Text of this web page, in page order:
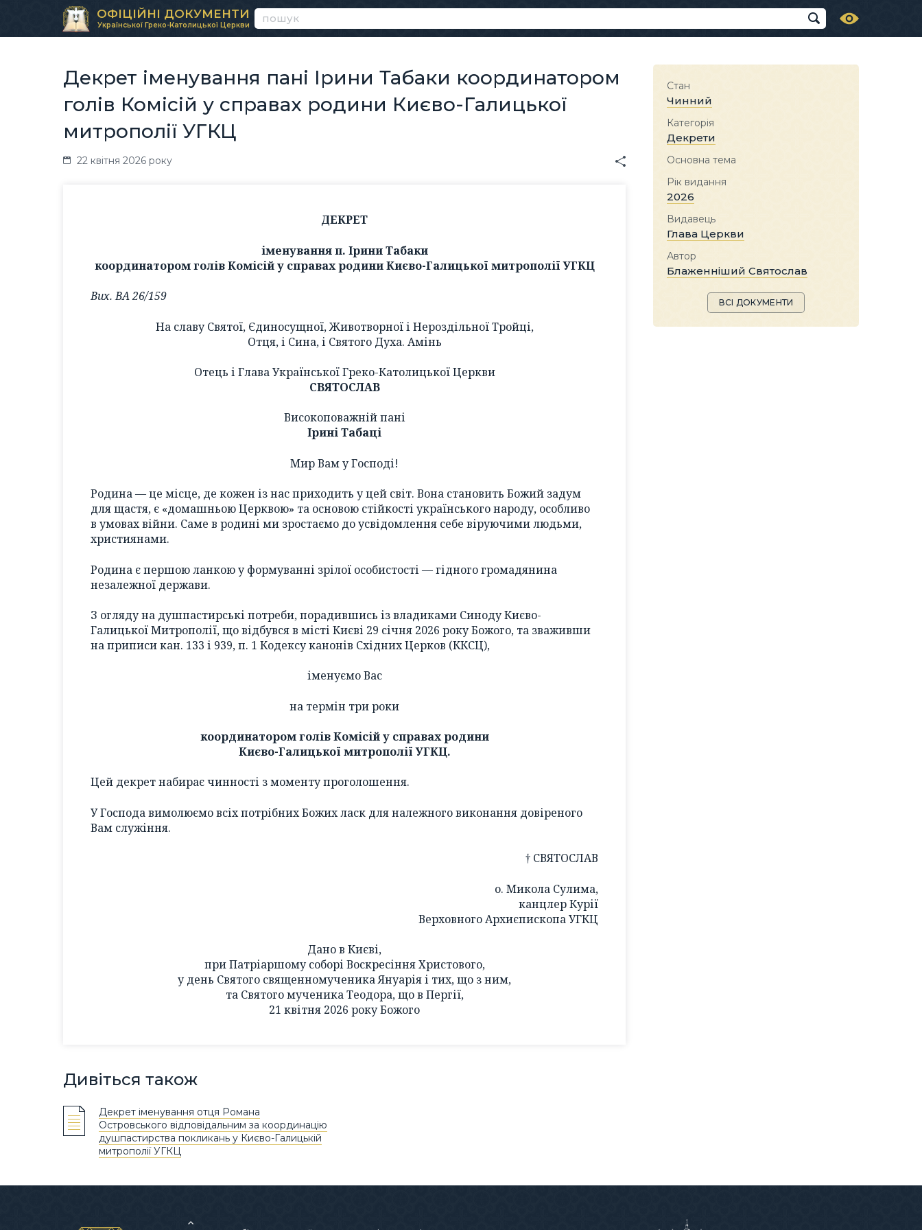
ОФІЦІЙНІ ДОКУМЕНТИ
Української Греко-Католицької Церкви
Декрет іменування пані Ірини Табаки координатором
голів Комісій у справах родини Києво-Галицької
митрополії УГКЦ
22 квітня 2026 року
ДЕКРЕТ
іменування п. Ірини Табаки
координатором голів Комісій у справах родини Києво-Галицької митрополії УГКЦ
Вих. ВА 26/159
На славу Святої, Єдиносущної, Животворної і Нероздільної Тройці,
Отця, і Сина, і Святого Духа. Амінь
Отець і Глава Української Греко-Католицької Церкви
СВЯТОСЛАВ
Високоповажній пані
Ірині Табаці
Мир Вам у Господі!
Родина — це місце, де кожен із нас приходить у цей світ. Вона становить Божий задум
для щастя, є «домашньою Церквою» та основою стійкості українського народу, особливо
в умовах війни. Саме в родині ми зростаємо до усвідомлення себе віруючими людьми,
християнами.
Родина є першою ланкою у формуванні зрілої особистості — гідного громадянина
незалежної держави.
З огляду на душпастирські потреби, порадившись із владиками Синоду Києво-
Галицької Митрополії, що відбувся в місті Києві 29 січня 2026 року Божого, та зваживши
на приписи кан. 133 і 939, п. 1 Кодексу канонів Східних Церков (ККСЦ),
іменуємо Вас
на термін три роки
координатором голів Комісій у справах родини
Києво-Галицької митрополії УГКЦ.
Цей декрет набирає чинності з моменту проголошення.
У Господа вимолюємо всіх потрібних Божих ласк для належного виконання довіреного
Вам служіння.
† СВЯТОСЛАВ
о. Микола Сулима,
канцлер Курії
Верховного Архиєпископа УГКЦ
Дано в Києві,
при Патріаршому соборі Воскресіння Христового,
у день Святого священномученика Януарія і тих, що з ним,
та Святого мученика Теодора, що в Пергії,
21 квітня 2026 року Божого
Дивіться також
Декрет іменування отця Романа
Островського відповідальним за координацію
душпастирства покликань у Києво-Галицькій
митрополії УГКЦ
Стан
Чинний
Категорія
Декрети
Основна тема
Рік видання
2026
Видавець
Глава Церкви
Автор
Блаженніший Святослав
ВСІ ДОКУМЕНТИ